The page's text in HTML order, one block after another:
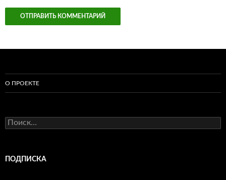
О ПРОЕКТЕ
Найти:
ПОДПИСКА